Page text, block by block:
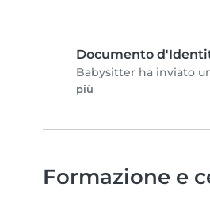
Documento
Babysitter ha inviato
più
Formazione e